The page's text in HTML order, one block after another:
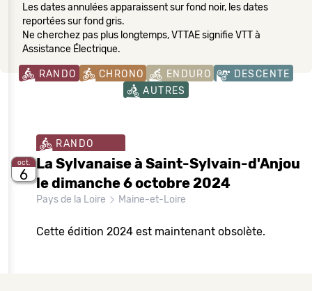
Les dates annulées apparaissent sur fond noir, les dates
reportées sur fond gris.
Ne cherchez pas plus longtemps, VTTAE signifie VTT à
Assistance Électrique.
RANDO CHRONO ENDURO
DESCENTE
AUTRES
oct.
6
RANDO
La Sylvanaise à Saint-Sylvain-d'Anjou
le dimanche 6 octobre 2024
Pays de la Loire Maine-et-Loire
Cette édition 2024 est maintenant obsolète.